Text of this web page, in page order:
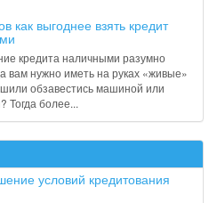
как выгоднее взять кредит
кредита наличными разумно
вам нужно иметь на руках «живые»
обзавестись машиной или
Тогда более...
условий кредитования